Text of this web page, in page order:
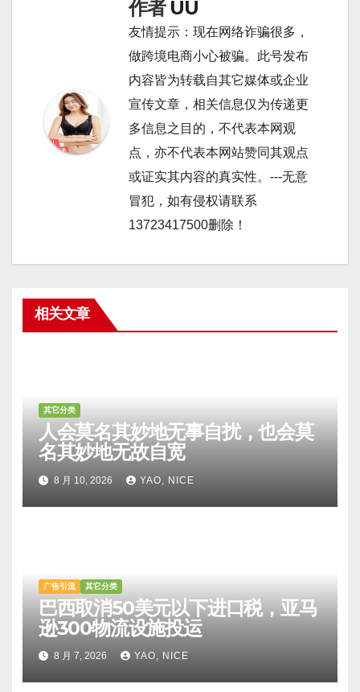
作者 UU
友情提示：现在网络诈骗很多，
做跨境电商小心被骗。此号发布
内容皆为转载自其它媒体或企业
宣传文章，相关信息仅为传递更
多信息之目的，不代表本网观
点，亦不代表本网站赞同其观点
或证实其内容的真实性。---无意
冒犯，如有侵权请联系
13723417500删除！
相关文章
其它分类
人会莫名其妙地无事自扰，也会莫
名其妙地无故自宽
8 月 10, 2026 YAO, NICE
广告引流 其它分类
巴西取消50美元以下进口税，亚马
逊300物流设施投运
8 月 7, 2026 YAO, NICE